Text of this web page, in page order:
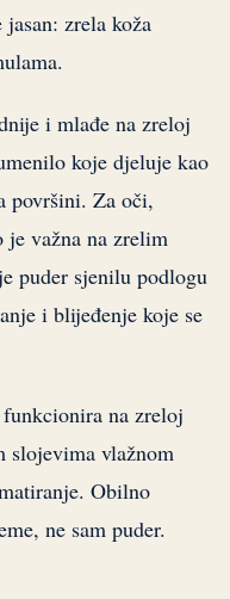
zrela koža
i mlađe na zreloj
koje djeluje kao
površini. Za oči,
je važna na zrelim
puder sjenilu podlogu
i blijeđenje koje se
na zreloj
slojevima vlažnom
Obilno
ne sam puder.